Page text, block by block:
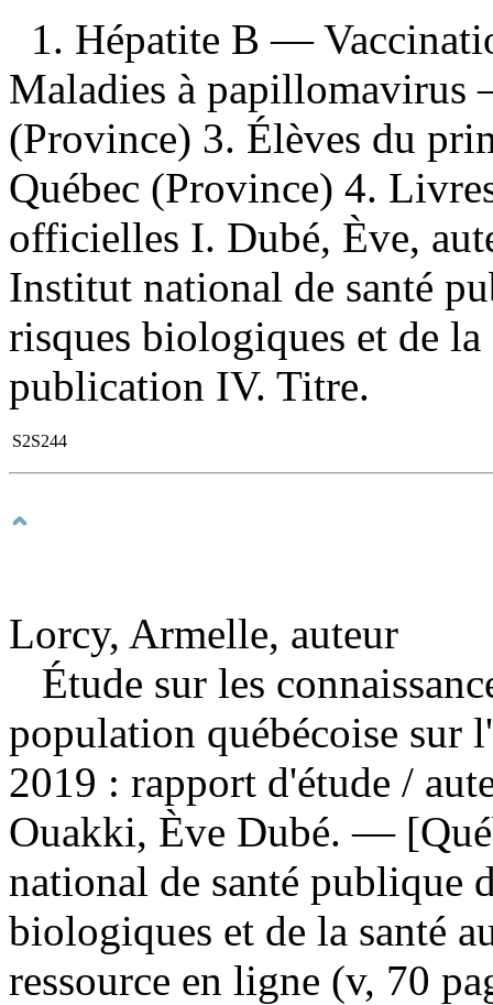
1. Hépatite B —
Maladies à
(Province) 3. Élèves du
Québec (Province) 4.
officielles I. Dubé, Ève,
Institut national de santé
risques biologiques et de
publication IV. Titre.
S2S244
Lorcy, Armelle, auteur
Étude sur les
population québécoise sur
2019 : rapport d'étude /
Ouakki, Ève Dubé. —
national de santé publique
biologiques et de la santé
ressource en ligne (v, 70